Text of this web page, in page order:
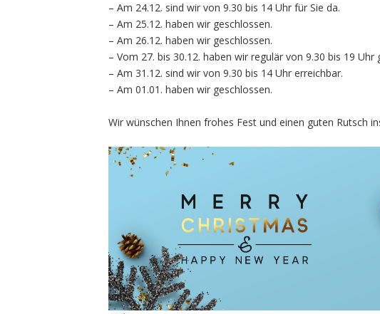
– Am 24.12. sind wir von 9.30 bis 14 Uhr für Sie da.
– Am 25.12. haben wir geschlossen.
– Am 26.12. haben wir geschlossen.
– Vom 27. bis 30.12. haben wir regulär von 9.30 bis 19 Uhr
– Am 31.12. sind wir von 9.30 bis 14 Uhr erreichbar.
– Am 01.01. haben wir geschlossen.
Wir wünschen Ihnen frohes Fest und einen guten Rutsch